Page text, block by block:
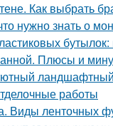
Как выбрать
нужно знать о
Плюсы и
работы
Виды ленточных